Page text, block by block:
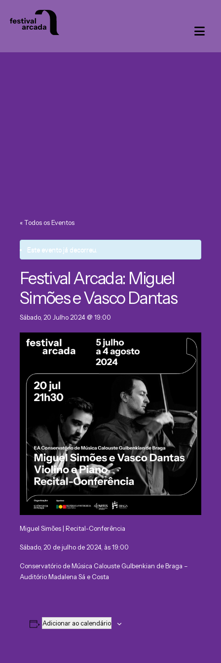
« Todos os Eventos
Este evento já decorreu.
Festival Arcada: Miguel
Simões e Vasco Dantas
Sábado, 20 Julho 2024 @ 19:00
Miguel Simões | Recital-Conferência
Sábado, 20 de julho de 2024, às 19:00
Conservatório de Música Calouste Gulbenkian de Braga –
Auditório Madalena Sá e Costa
Adicionar ao calendário